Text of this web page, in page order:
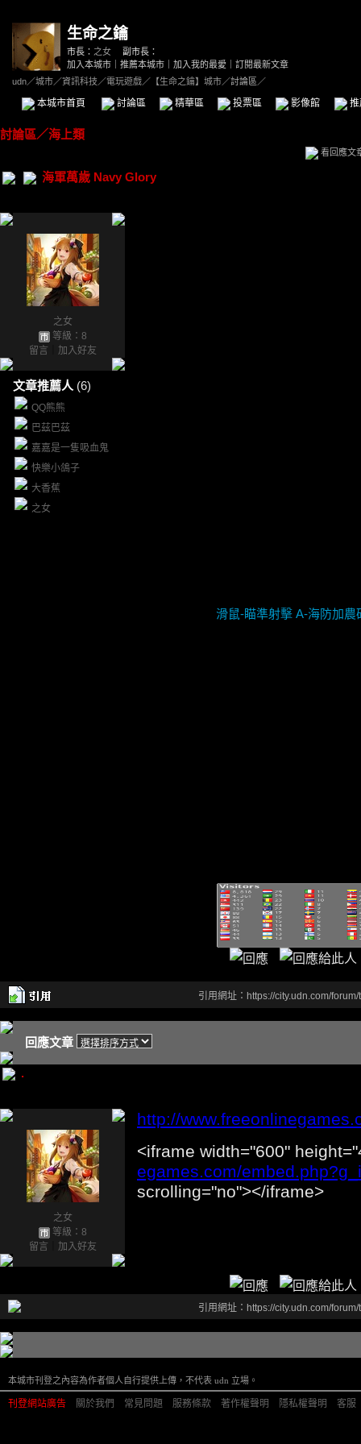
生命之鑰
市長： 之女
副市長：
加入本城市
推薦本城市 加入我的最愛
訂閱最新文章
udn／城市／資訊科技／電玩遊戲／ 【生命之鑰】城市／討論區／
本城市首頁 討論區 精華區 投票區 影像館
討論區／海上類
看回應文
海軍萬歲 Navy Glory
之女
等級：8
留言
加入好友
文章推薦人 (6)
QQ熊熊
巴茲巴茲
嘉嘉是一隻吸血鬼
快樂小鴿子
大香蕉
之女
滑鼠-瞄準射擊 A-海防加
引用網址：https://city.udn.com/
回應文章
.
之女
等級：8
留言
加入好友
http://
<iframe width="600"
egames.com/
scrolling="no"></iframe>
引用網址：https://city.udn.com/
本城市刊登之內容為作者個人自行提供上傳，不代表 udn 立場。
刊登網站廣告 關於我們 常見問題 服務條款 著作權聲明 隱私權聲明 客服